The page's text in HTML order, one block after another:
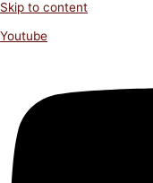
Skip to content
Youtube